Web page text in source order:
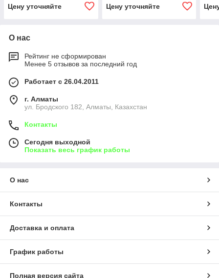
Цену уточняйте
Цену уточняйте
О нас
Рейтинг не сформирован
Менее 5 отзывов за последний год
Работает с 26.04.2011
г. Алматы
ул. Бродского 182, Алматы, Казахстан
Контакты
Сегодня выходной
Показать весь график работы
О нас
Контакты
Доставка и оплата
График работы
Полная версия сайта